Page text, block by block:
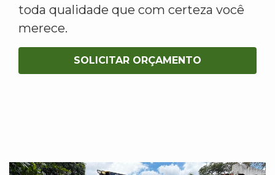
toda qualidade que com certeza você
merece.
SOLICITAR ORÇAMENTO